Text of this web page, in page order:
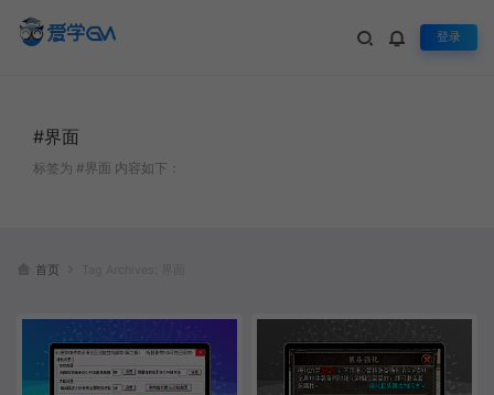
登录
#界面
标签为 #界面 内容如下：
首页